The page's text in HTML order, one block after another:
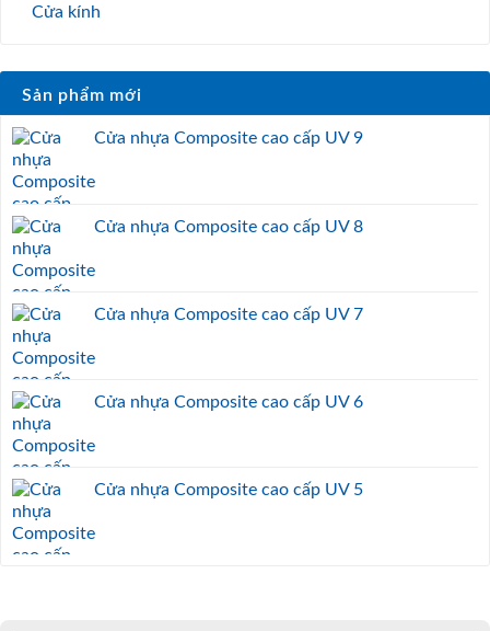
Cửa kính
Sản phẩm mới
Cửa nhựa Composite cao cấp UV 9
Cửa nhựa Composite cao cấp UV 8
Cửa nhựa Composite cao cấp UV 7
Cửa nhựa Composite cao cấp UV 6
Cửa nhựa Composite cao cấp UV 5